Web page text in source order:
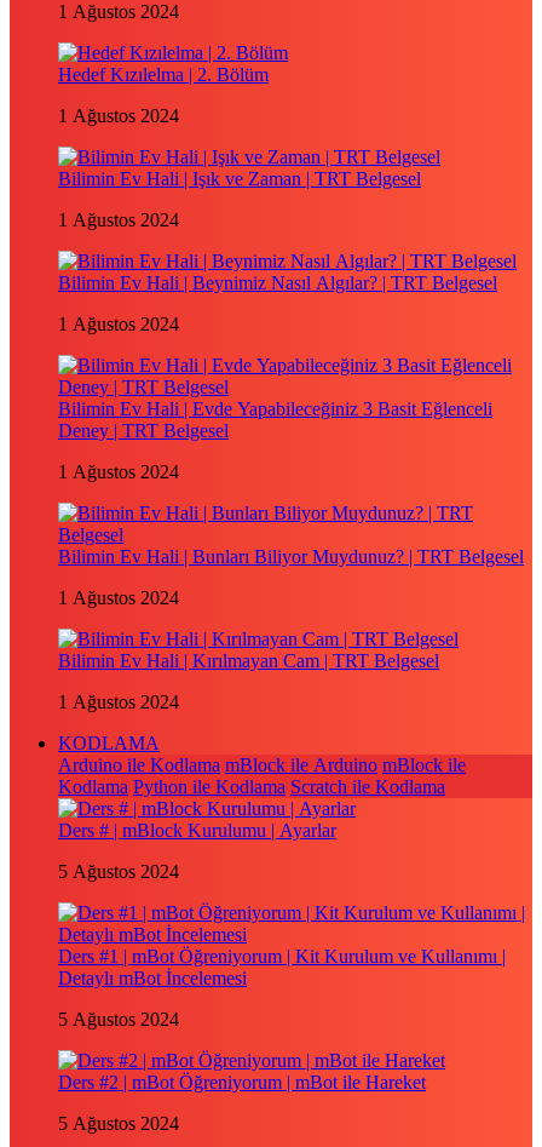
1 Ağustos 2024
Hedef Kızılelma | 2. Bölüm
1 Ağustos 2024
Bilimin Ev Hali | Işık ve Zaman | TRT Belgesel
1 Ağustos 2024
Bilimin Ev Hali | Beynimiz Nasıl Algılar? | TRT Belgesel
1 Ağustos 2024
Bilimin Ev Hali | Evde Yapabileceğiniz 3 Basit Eğlenceli
Deney | TRT Belgesel
1 Ağustos 2024
Bilimin Ev Hali | Bunları Biliyor Muydunuz? | TRT Belgesel
1 Ağustos 2024
Bilimin Ev Hali | Kırılmayan Cam | TRT Belgesel
1 Ağustos 2024
KODLAMA
Arduino ile Kodlama mBlock ile Arduino mBlock ile
Kodlama Python ile Kodlama Scratch ile Kodlama
Ders # | mBlock Kurulumu | Ayarlar
5 Ağustos 2024
Ders #1 | mBot Öğreniyorum | Kit Kurulum ve Kullanımı |
Detaylı mBot İncelemesi
5 Ağustos 2024
Ders #2 | mBot Öğreniyorum | mBot ile Hareket
5 Ağustos 2024